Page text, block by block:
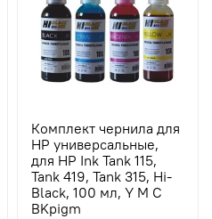
Комплект чернила для
HP универсальные,
для HP Ink Tank 115,
Tank 419, Tank 315, Hi-
Black, 100 мл, Y M C
BKpigm